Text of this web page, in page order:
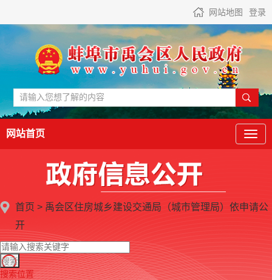
网站地图 登录
网站首页
首页 > 禹会区住房城乡建设交通局（城市管理局） 依申请公
开
搜索位置